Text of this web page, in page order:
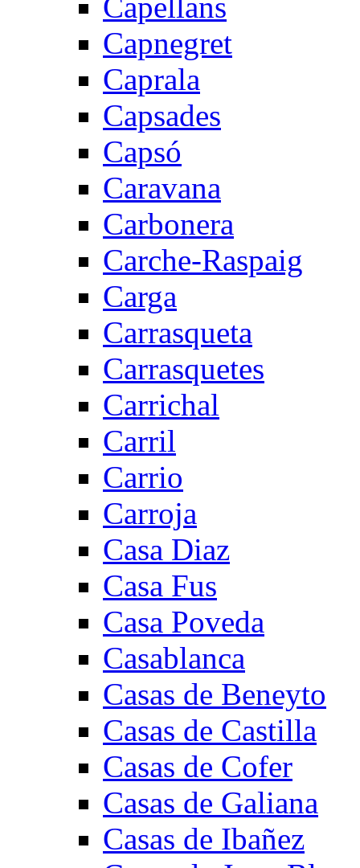
Capnegret
Caprala
Capsades
Capsó
Caravana
Carbonera
Carche-Raspaig
Carga
Carrasqueta
Carrasquetes
Carrichal
Carril
Carrio
Carroja
Casa Diaz
Casa Fus
Casa Poveda
Casablanca
Casas de Beneyto
Casas de Castilla
Casas de Cofer
Casas de Galiana
Casas de Ibañez